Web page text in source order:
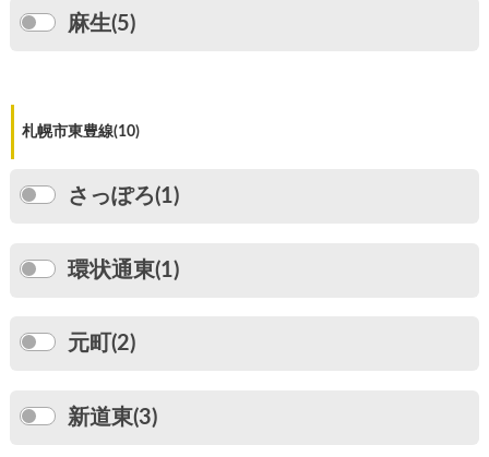
麻生(5)
札幌市東豊線(10)
さっぽろ(1)
環状通東(1)
元町(2)
新道東(3)